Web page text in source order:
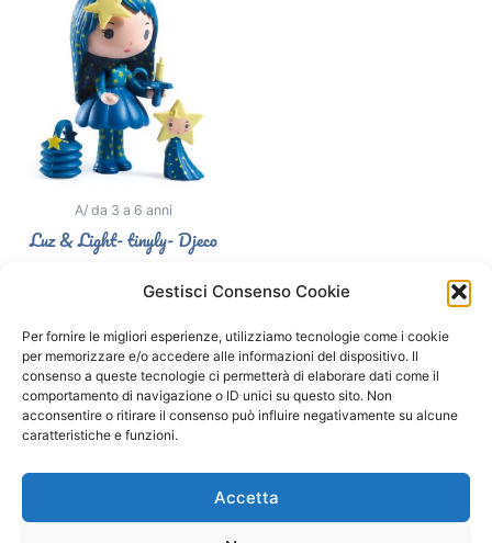
Gestisci Consenso Cookie
Per fornire le migliori esperienze, utilizziamo tecnologie come i cookie
per memorizzare e/o accedere alle informazioni del dispositivo. Il
consenso a queste tecnologie ci permetterà di elaborare dati come il
comportamento di navigazione o ID unici su questo sito. Non
acconsentire o ritirare il consenso può influire negativamente su alcune
caratteristiche e funzioni.
Accetta
A/ da 3 a 6 anni
Luz & Light- tinyly- Djeco
Segui il Gatto Blu sui social
a
c
e
n
s
t